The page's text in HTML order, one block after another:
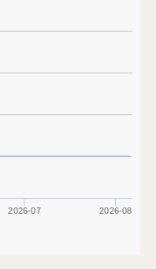
2026-07 2026-08